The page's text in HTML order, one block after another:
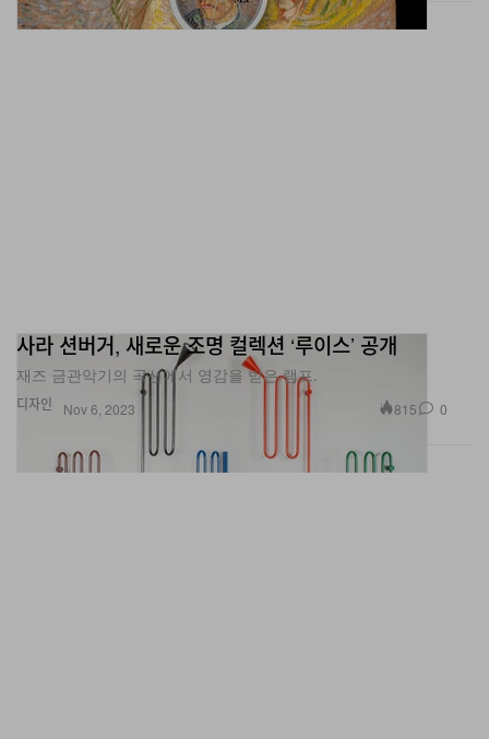
디자인
사라 션버거, 새로운 조명 컬렉션 ‘루이스’ 공개
재즈 금관악기의 곡선에서 영감을 받은 램프.
Nov 6, 2023 815 0